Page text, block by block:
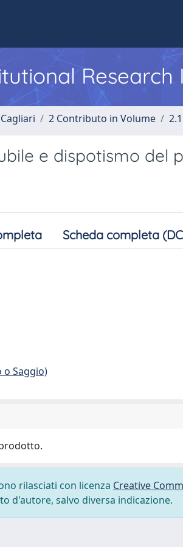
2 Contributo in Volume
e dispotismo del
Scheda completa
o Saggio)
rilasciati con licenza Creative
d'autore, salvo diversa indicazione.